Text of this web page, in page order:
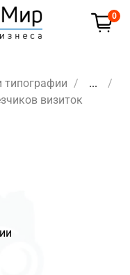
0
типографии
...
визиток